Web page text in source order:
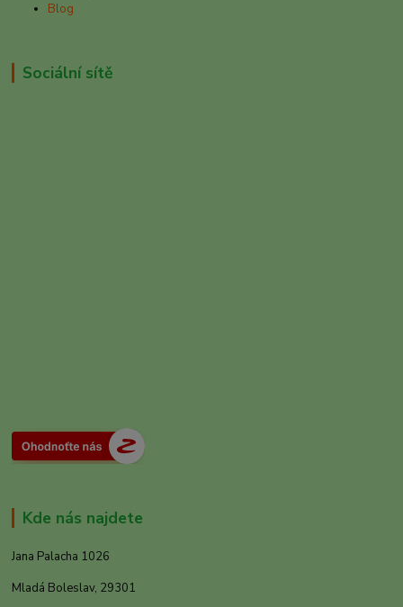
Blog
Sociální sítě
Kde nás najdete
Jana Palacha 1026
Mladá Boleslav, 29301